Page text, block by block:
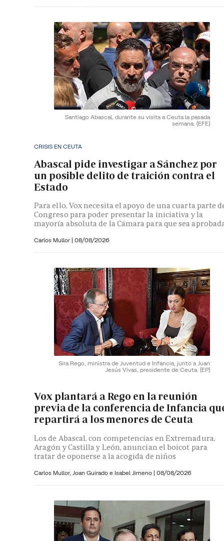
Santiago Abascal, durante su visita a Ceuta la pasada
semana. (EFE)
CRISIS EN CEUTA
Abascal pide investigar a Sánchez por
un posible delito de traición contra el
Estado
Para ello, Vox necesita el apoyo de una cuarta parte
Congreso para poder presentar la iniciativa y la
mayoría absoluta de la Cámara para que sea
Carlos Mullor | 08/08/2026
Sira Rego, ministra de Juventud e Infancia, junto a Juan
Jesús Vivas, presidente de Ceuta. (EP)
Vox plantará a Rego en la reunión
previa de la conferencia de Infancia
repartirá a los menores de Ceuta
Los de Abascal, con competencias en Extremadura,
Aragón y Castilla y León, anuncian el boicot para
tratar de oponerse a la acogida de niños
Carlos Mullor, Joan Guirado e Isabel Jimeno | 08/08/2026